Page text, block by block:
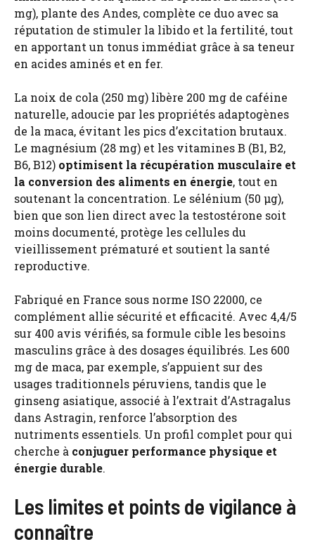
mg), plante des Andes, complète ce duo avec sa
réputation de stimuler la libido et la fertilité, tout
en apportant un tonus immédiat grâce à sa teneur
en acides aminés et en fer.
La noix de cola (250 mg) libère 200 mg de caféine
naturelle, adoucie par les propriétés adaptogènes
de la maca, évitant les pics d’excitation brutaux.
Le magnésium (28 mg) et les vitamines B (B1, B2,
B6, B12) optimisent la récupération musculaire et
la conversion des aliments en énergie, tout en
soutenant la concentration. Le sélénium (50 µg),
bien que son lien direct avec la testostérone soit
moins documenté, protège les cellules du
vieillissement prématuré et soutient la santé
reproductive.
Fabriqué en France sous norme ISO 22000, ce
complément allie sécurité et efficacité. Avec 4,4/5
sur 400 avis vérifiés, sa formule cible les besoins
masculins grâce à des dosages équilibrés. Les 600
mg de maca, par exemple, s’appuient sur des
usages traditionnels péruviens, tandis que le
ginseng asiatique, associé à l’extrait d’Astragalus
dans Astragin, renforce l’absorption des
nutriments essentiels. Un profil complet pour qui
cherche à conjuguer performance physique et
énergie durable.
Les limites et points de vigilance à
connaître